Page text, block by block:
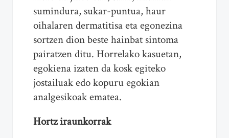
sumindura, sukar-puntua, haur
oihalaren dermatitisa eta egonezina
sortzen dion beste hainbat sintoma
pairatzen ditu. Horrelako kasuetan,
egokiena izaten da kosk egiteko
jostailuak edo kopuru egokian
analgesikoak ematea.
Hortz iraunkorrak